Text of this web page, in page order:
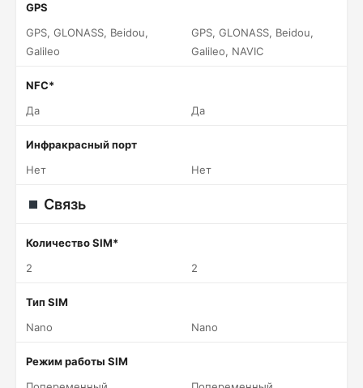
GPS
GPS, GLONASS, Beidou,
Galileo
GPS, GLONASS, Beidou,
Galileo, NAVIC
NFC*
Да
Да
Инфракрасный порт
Нет
Нет
Связь
Количество SIM*
2
2
Тип SIM
Nano
Nano
Режим работы SIM